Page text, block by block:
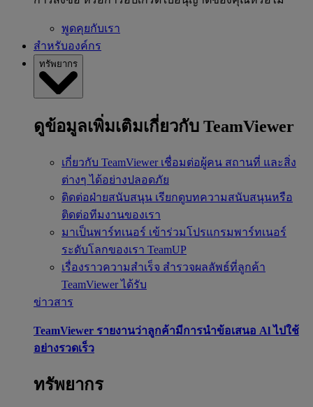
พูดคุยกับเรา
สำหรับองค์กร
ทรัพยากร
ดูข้อมูลเพิ่มเติมเกี่ยวกับ TeamViewer
เกี่ยวกับ TeamViewer เชื่อมต่อผู้คน สถานที่ และสิ่ง
ต่างๆ ได้อย่างปลอดภัย
ติดต่อฝ่ายสนับสนุน เรียกดูบทความสนับสนุนหรือ
ติดต่อทีมงานของเรา
มาเป็นพาร์ทเนอร์ เข้าร่วมโปรแกรมพาร์ทเนอร์
ระดับโลกของเรา TeamUP
เรื่องราวความสำเร็จ สำรวจผลลัพธ์ที่ลูกค้า
TeamViewer ได้รับ
ข่าวสาร
TeamViewer รายงานว่าลูกค้ามีการนำข้อเสนอ Al ไปใช้
อย่างรวดเร็ว
ทรัพยากร